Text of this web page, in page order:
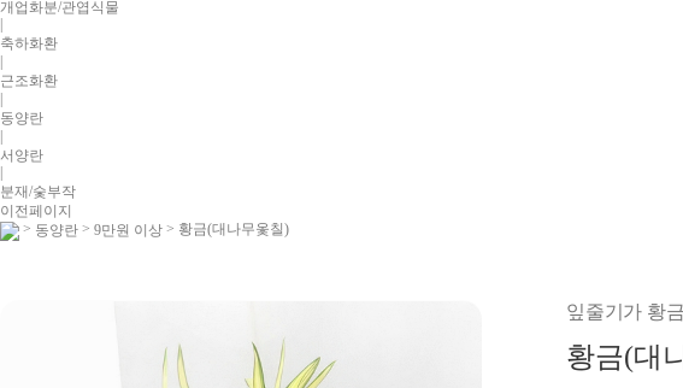
개업화분/관엽식물
축하화환
근조화환
|
동양란
|
서양란
분재/숯부작
이전페이지
> 동양란 > 9만원 이상 > 황금(대나무옻칠)
잎줄기가 황
황금(대